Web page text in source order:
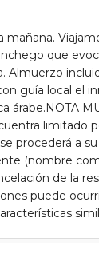
mañana.
que
Almuerzo
guía local el
árabe.NOTA
limitado
procederá a su
(nombre
de la
puede